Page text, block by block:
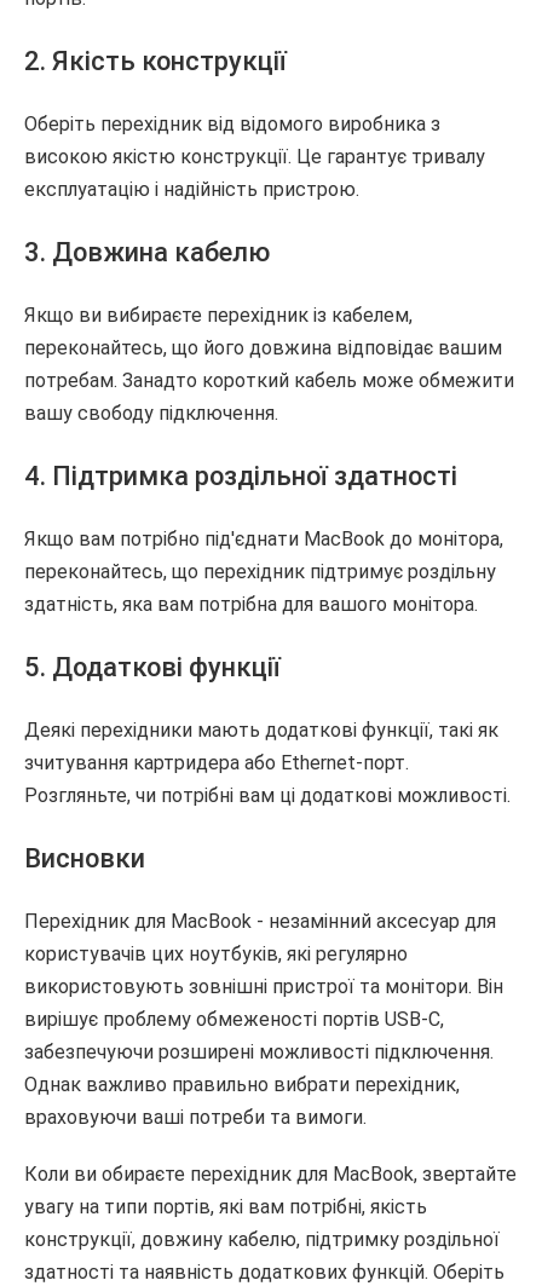
2. Якість конструкції
Оберіть перехідник від відомого виробника з
високою якістю конструкції. Це гарантує тривалу
експлуатацію і надійність пристрою.
3. Довжина кабелю
Якщо ви вибираєте перехідник із кабелем,
переконайтесь, що його довжина відповідає вашим
потребам. Занадто короткий кабель може обмежити
вашу свободу підключення.
4. Підтримка роздільної здатності
Якщо вам потрібно під'єднати MacBook до монітора,
переконайтесь, що перехідник підтримує роздільну
здатність, яка вам потрібна для вашого монітора.
5. Додаткові функції
Деякі перехідники мають додаткові функції, такі як
зчитування картридера або Ethernet-порт.
Розгляньте, чи потрібні вам ці додаткові можливості.
Висновки
Перехідник для MacBook - незамінний аксесуар для
користувачів цих ноутбуків, які регулярно
використовують зовнішні пристрої та монітори. Він
вирішує проблему обмеженості портів USB-C,
забезпечуючи розширені можливості підключення.
Однак важливо правильно вибрати перехідник,
враховуючи ваші потреби та вимоги.
Коли ви обираєте перехідник для MacBook, звертайте
увагу на типи портів, які вам потрібні, якість
конструкції, довжину кабелю, підтримку роздільної
здатності та наявність додаткових функцій. Оберіть